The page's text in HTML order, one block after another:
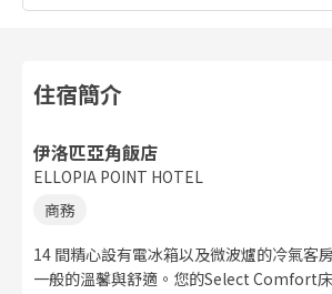
住宿簡介
伊洛匹亞角飯店
ELLOPIA POINT HOTEL
商務
14 間精心設有電冰箱以及微波爐的冷氣客
一般的溫馨與舒適。您的Select Comfort